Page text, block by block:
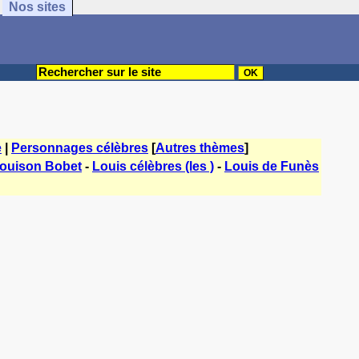
Nos sites
Personnages célèbres [Autres thèmes]
Bobet - Louis célèbres (les ) - Louis de Funès